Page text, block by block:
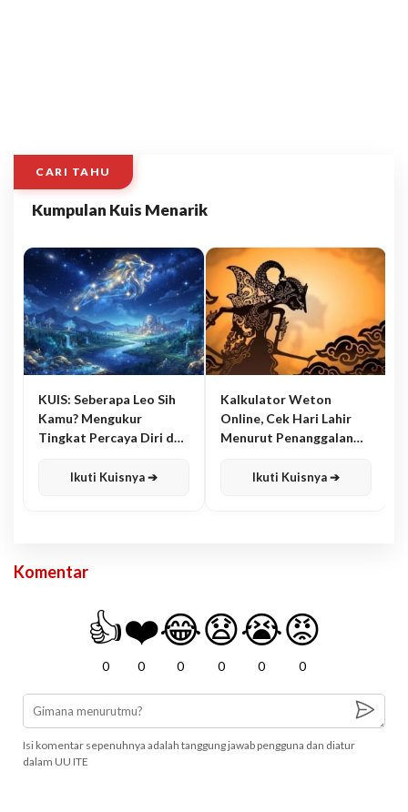
CARI TAHU
Kumpulan Kuis Menarik
KUIS: Seberapa Leo Sih
Kamu? Mengukur
Tingkat Percaya Diri dan
Ikuti Kuisnya ➔
Kalkulator Weton
Online, Cek Hari Lahir
Menurut Penanggalan
Ikuti Kuisnya ➔
Komentar
👍
0
❤️
0
😂
0
😧
0
😭
0
😡
0
Isi komentar sepenuhnya adalah tanggung jawab pengguna dan diatur
dalam UU ITE